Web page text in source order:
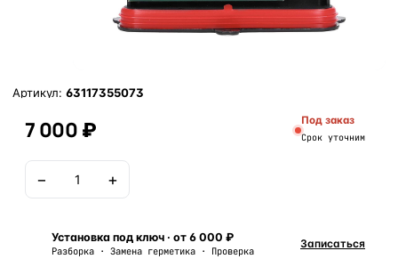
Артикул: 63117355073
7 000 ₽ Под заказ
Срок уточним
− +
Установка под ключ · от 6 000 ₽
Разборка · Замена герметика · Проверка
Записаться